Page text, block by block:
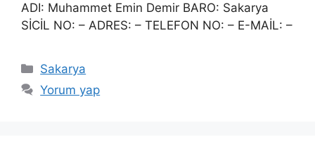
ADI: Muhammet Emin Demir BARO: Sakarya
SİCİL NO: – ADRES: – TELEFON NO: – E-MAİL: –
Kategoriler
Sakarya
Yorum yap